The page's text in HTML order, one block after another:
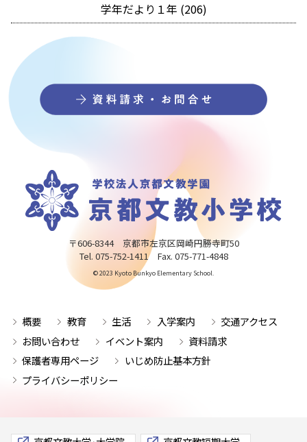
学年だより１年 (206)
〒606-8344 京都市左京区岡崎円勝寺町50
Tel. 075-752-1411 Fax. 075-771-4848
© 2023 Kyoto Bunkyo Elementary School.
概要 教育 生活 入学案内
交通アクセス
お問い合わせ
イベント案内
資料請求
保護者専用ページ
いじめ防止基本方針
プライバシーポリシー